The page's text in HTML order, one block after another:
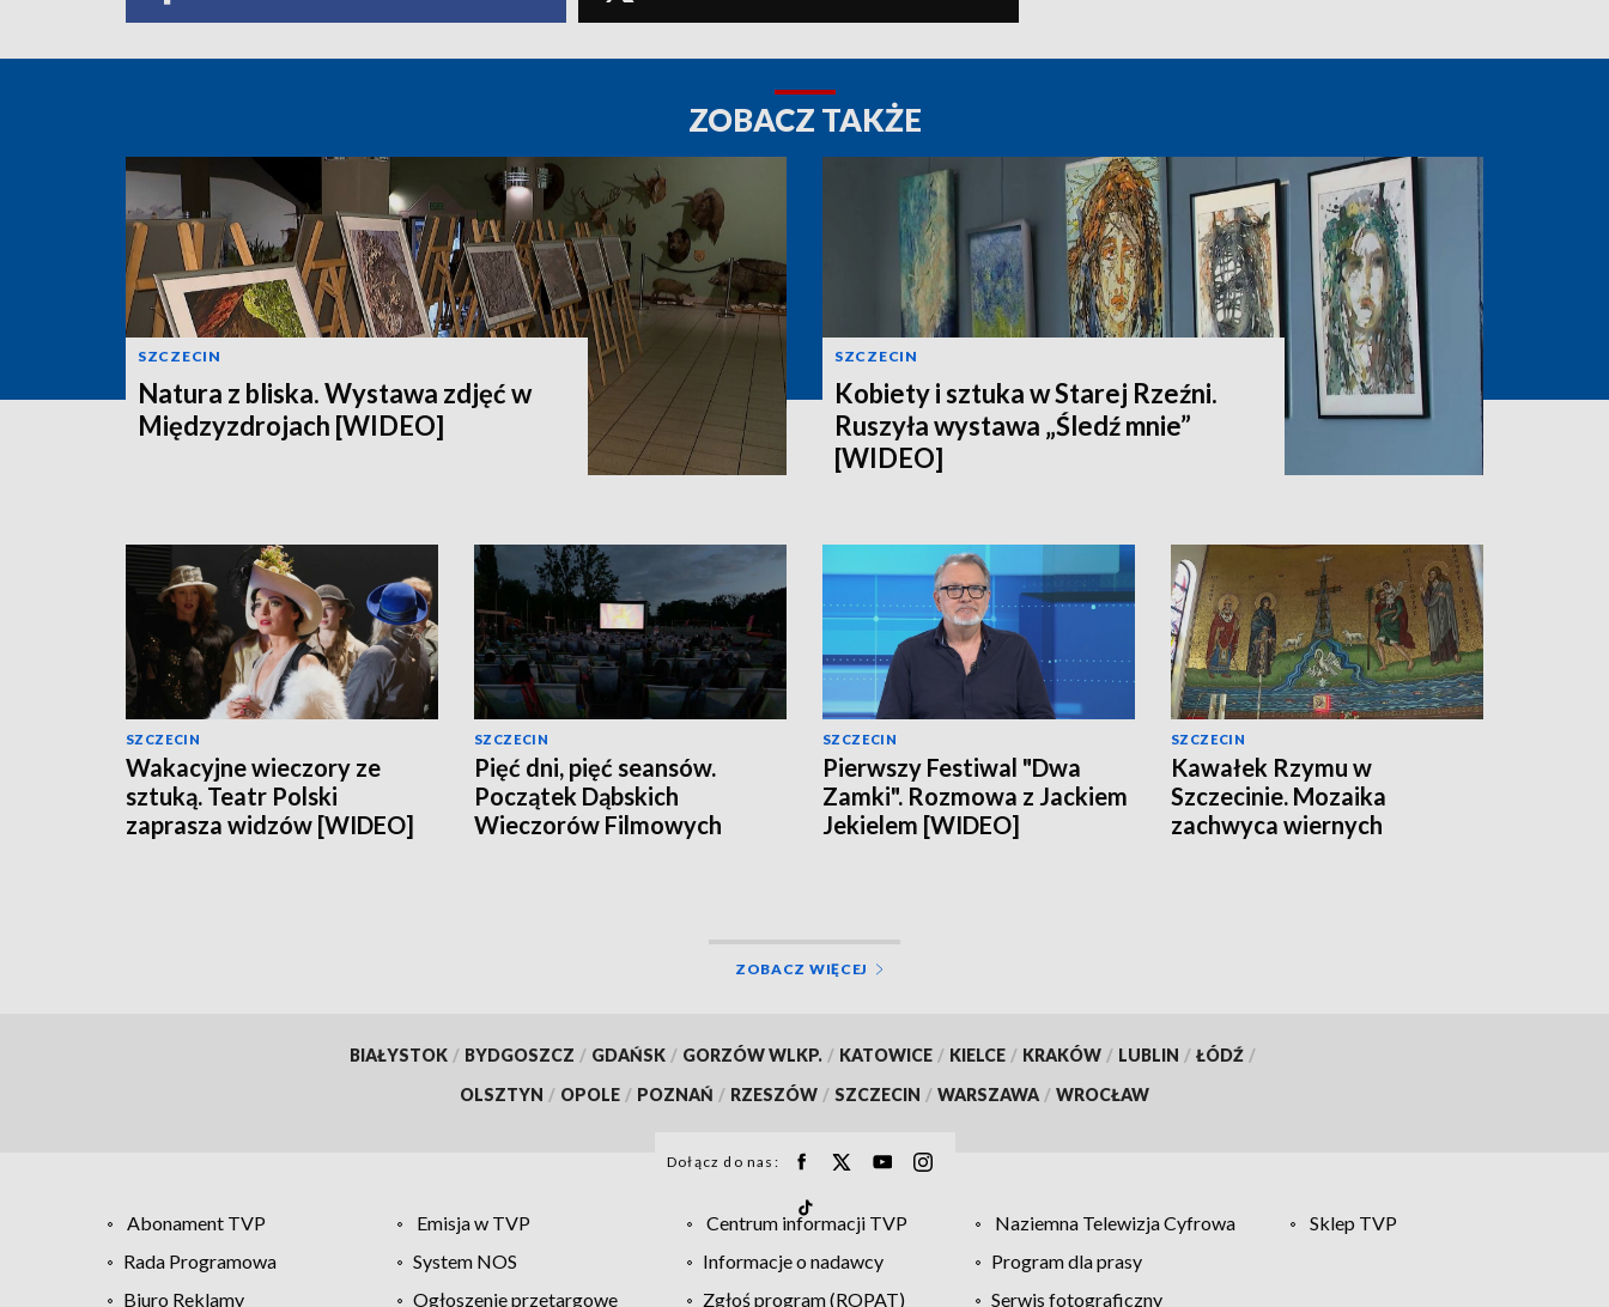
ZOBACZ TAKŻE
SZCZECIN
Natura z bliska. Wystawa zdjęć w
Międzyzdrojach [WIDEO]
SZCZECIN
Kobiety i sztuka w Starej Rzeźni.
Ruszyła wystawa „Śledź mnie”
[WIDEO]
SZCZECIN
Wakacyjne wieczory ze
sztuką. Teatr Polski
zaprasza widzów [WIDEO]
SZCZECIN
Pięć dni, pięć seansów.
Początek Dąbskich
Wieczorów Filmowych
SZCZECIN
Pierwszy Festiwal "Dwa
Zamki". Rozmowa z Jackiem
Jekielem [WIDEO]
SZCZECIN
Kawałek Rzymu w
Szczecinie. Mozaika
zachwyca wiernych
ZOBACZ WIĘCEJ
BIAŁYSTOK / BYDGOSZCZ / GDAŃSK / GORZÓW WLKP. / KATOWICE / KIELCE / KRAKÓW / LUBLIN / ŁÓDŹ /
OLSZTYN / OPOLE / POZNAŃ / RZESZÓW / SZCZECIN / WARSZAWA / WROCŁAW
Dołącz do nas:
Abonament TVP Emisja w TVP Centrum informacji TVP Naziemna Telewizja Cyfrowa
Sklep TVP
Rada Programowa
System NOS Informacje o nadawcy
Program dla prasy
Biuro Reklamy
Ogłoszenie przetargowe Zgłoś program (ROPAT) Serwis fotograficzny